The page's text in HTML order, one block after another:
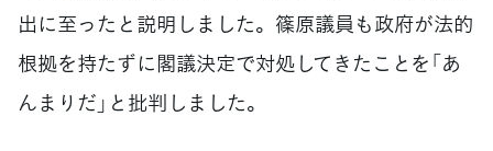
出に至ったと説明しました。篠原議員も政府が法的
根拠を持たずに閣議決定で対処してきたことを「あ
んまりだ」と批判しました。